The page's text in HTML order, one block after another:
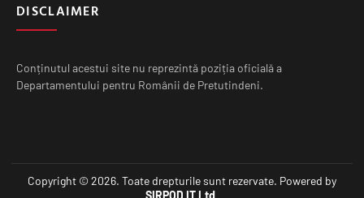
DISCLAIMER
Conținutul acestui site nu reprezintă poziția oficială a
Departamentului pentru Românii de Pretutindeni.
Copyright © 2026. Toate drepturile sunt rezervate. Powered by